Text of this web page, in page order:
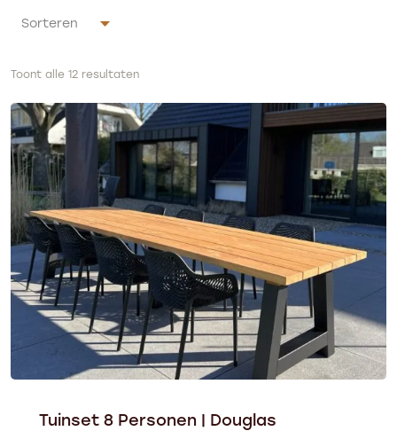
Toont alle 12 resultaten
Tuinset 8 Personen | Douglas